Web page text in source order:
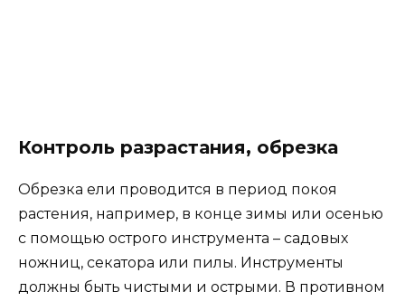
Контроль разрастания, обрезка
Обрезка ели проводится в период покоя
растения, например, в конце зимы или осенью
с помощью острого инструмента – садовых
ножниц, секатора или пилы. Инструменты
должны быть чистыми и острыми. В противном